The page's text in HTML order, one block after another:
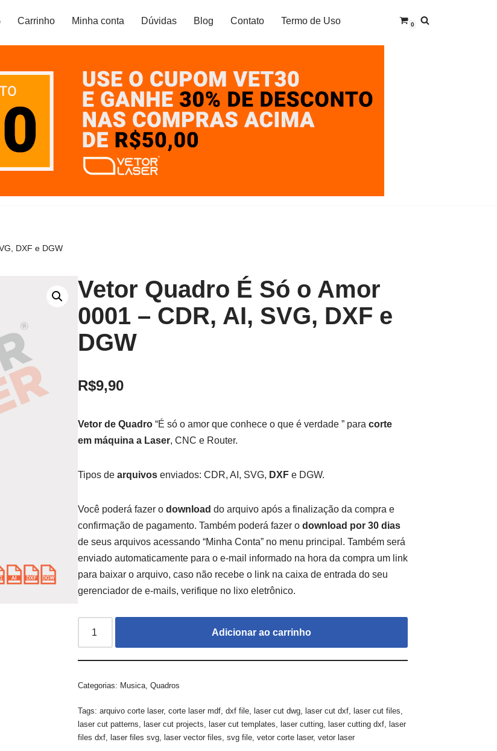
Carrinho Minha conta Dúvidas Blog Contato Termo de Uso 0
DXF e DGW
Vetor Quadro É Só o Amor
0001 – CDR, AI, SVG, DXF e
DGW
R$9,90
Vetor de Quadro “É só o amor que conhece o que é verdade ” paracorte
em máquina a Laser, CNC e Router.
Tipos dearquivos enviados: CDR, AI, SVG, DXF e DGW.
Você poderá fazer odownload do arquivo após a finalização da compra e
confirmação de pagamento. Também poderá fazer odownload por 30 dias
de seus arquivos acessando “Minha Conta” no menu principal. Também será
enviado automaticamente para o e-mail informado na hora da compra um link
para baixar o arquivo, caso não recebe o link na caixa de entrada do seu
gerenciador de e-mails, verifique no lixo eletrônico.
Adicionar ao carrinho
Categorias: Musica,Quadros
Tags:arquivo corte laser,corte laser mdf,dxf file, laser cut dwg, laser cut dxf, laser cut files,
laser cut patterns, laser cut projects, laser cut templates, laser cutting, laser cutting dxf, laser
files dxf, laser files svg, laser vector files,svg file,vetor corte laser,vetor laser